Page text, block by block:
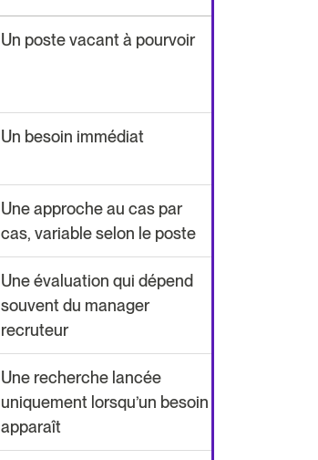
Un poste vacant à pourvoir
Un besoin immédiat
Une approche au cas par
cas, variable selon le poste
Une évaluation qui dépend
souvent du manager
recruteur
Une recherche lancée
uniquement lorsqu’un besoin
apparaît